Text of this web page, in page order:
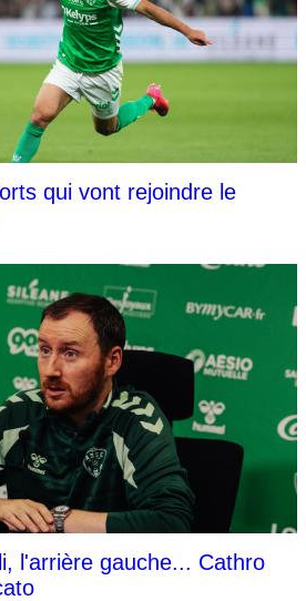
qui vont rejoindre le
l'arrière gauche... Cathro